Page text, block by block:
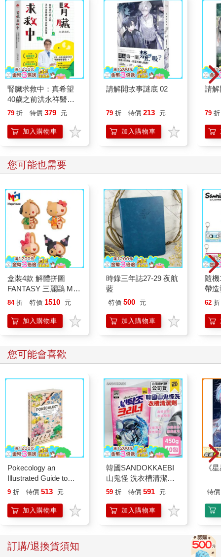
腎臟求救中：真希望
40歲之前洪永祥醫師
就告訴我這些事
79 折 特價 379 元
加入購物車
請解開故事謎底 02
79 折 特價 213 元
加入購物車
請解
79 折
您可能也需要
盒裝4款 解體拼圖
FANTASY 三麗鷗 Mix
熱帶櫻桃系列 立體拼
蒂貓 酷洛米 帕恰狗 美
樂蒂 KAITAI
84 折 特價 1510 元
加入購物車
時錄三年誌27-29 夜航
藍
特價 500 元
加入購物車
隨機
帶
飾
小兔
62 折
您可能會喜歡
Pokecology an
Illustrated Guide to
Pokemon Ecology
Press)
9 折 特價 513 元
加入購物車
韓國SANDOKKAEBI
山鬼怪 洗衣槽清潔劑
450公克-10包組
59 折 特價 591 元
加入購物車
《
特價
訂購/退換貨須知